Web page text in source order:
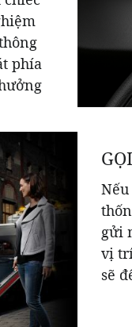
phía
gửi
vị
sẽ